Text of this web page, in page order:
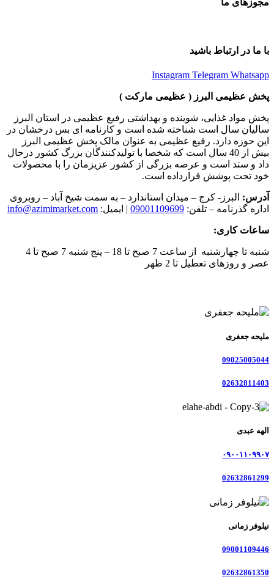
با ما در ارتباط باشید
Instagram Telegram Whatsapp
پخش عظیمی البرز ( عظیمی مارکت )
پخش مواد غذایی، شوینده و بهداشتی رفیع عظیمی در استان البرز
سالیان سال است شناخته شده است و کارنامه ای بس درخشان در
این حوزه دارد. رفیع عظیمی به عنوان مالک پخش عظیمی البرز
بیش از 40 سال است که شخصا با تولیدکنندگان بزرگ کشور درحال
داد و ستد است و عرصه بزرگی از کشور عزیزمان را با محصولات
خود تحت پوشش قرارداده است.
آدرس: البرز- کرج – میدان استاندارد – به سمت شیخ آباد – روبروی
اداره گذرنامه – تلفن: 09001109699 | ایمیل: info@azimimarket.com
ساعات کاری:
شنبه تا چهارشنبه از ساعت 7 صبح تا 18 – پنج شنبه 7 صبح تا 4
عصر و روزهای تعطیل تا 2 ظهر
ملیحه جعفری
09025005044
02632811403
الهه عبدی
۰۹۰۰۱۱۰۹۹۰۷
02632861299
نیلوفر زمانی
09001109446
02632861350